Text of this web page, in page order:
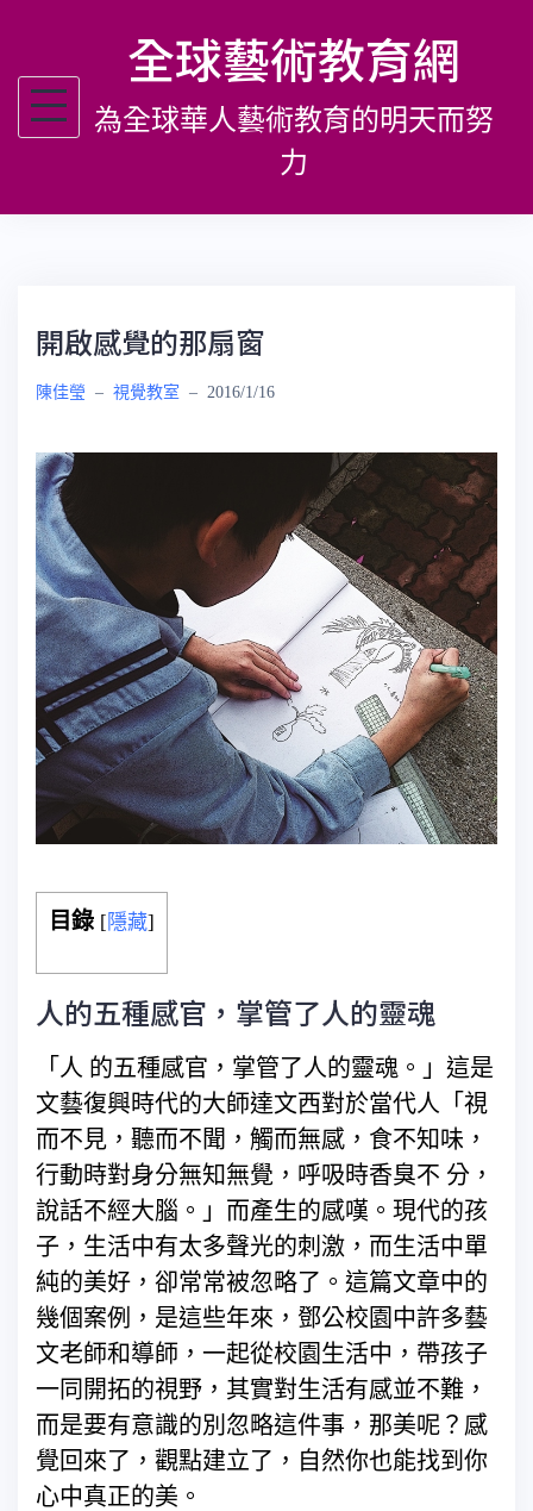
主
全球藝術教育網
為全球華人藝術教育的明天而努
力
開啟感覺的那扇窗
陳佳瑩 – 視覺教室 – 2016/1/16
目錄 [ 隱藏]
人的五種感官，掌管了人的靈魂
「人 的五種感官，掌管了人的靈魂。」這是
文藝復興時代的大師達文西對於當代人「視
而不見，聽而不聞，觸而無感，食不知味，
行動時對身分無知無覺，呼吸時香臭不 分，
說話不經大腦。」而產生的感嘆。現代的孩
子，生活中有太多聲光的刺激，而生活中單
純的美好，卻常常被忽略了。這篇文章中的
幾個案例，是這些年來，鄧公校園中許多藝
文老師和導師，一起從校園生活中，帶孩子
一同開拓的視野，其實對生活有感並不難，
而是要有意識的別忽略這件事，那美呢？感
覺回來了，觀點建立了，自然你也能找到你
心中真正的美。